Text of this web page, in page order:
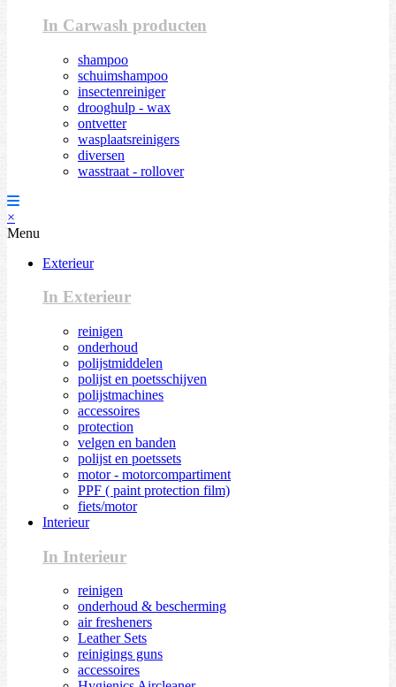
In Carwash producten
shampoo
schuimshampoo
insectenreiniger
drooghulp - wax
ontvetter
wasplaatsreinigers
diversen
wasstraat - rollover
×
Menu
Exterieur
In Exterieur
reinigen
onderhoud
polijstmiddelen
polijst en poetsschijven
polijstmachines
accessoires
protection
velgen en banden
polijst en poetssets
motor - motorcompartiment
PPF ( paint protection film)
fiets/motor
Interieur
In Interieur
reinigen
onderhoud & bescherming
air fresheners
Leather Sets
reinigings guns
accessoires